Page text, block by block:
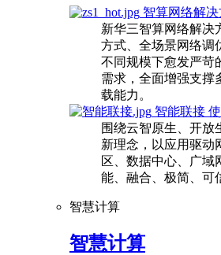
智算网络解决
新华三智算网络解决
方式、全场景网络调
不同规模下愈发严苛
需求，全面增强支撑
载能力。
智能联接
围绕云智原生、开放
新理念，以应用驱动
区、数据中心、广域
能、融合、极简、可
智慧计算
智慧计算